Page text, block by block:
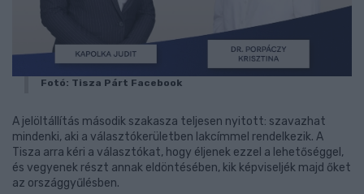
Fotó: Tisza Párt Facebook
A jelöltállítás második szakasza teljesen nyitott: szavazhat
mindenki, aki a választókerületben lakcímmel rendelkezik. A
Tisza arra kéri a választókat, hogy éljenek ezzel a lehetőséggel,
és vegyenek részt annak eldöntésében, kik képviseljék majd őket
az országgyűlésben.